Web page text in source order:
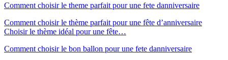
Comment choisir le theme parfait pour une fete danniversaire
Comment choisir le thème parfait pour une fête d’anniversaire
Choisir le thème idéal pour une fête…
Comment choisir le bon ballon pour une fete danniversaire